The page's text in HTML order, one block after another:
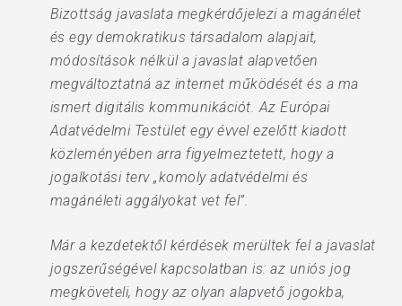
Bizottság javaslata megkérdőjelezi a magánélet
és egy demokratikus társadalom alapjait,
módosítások nélkül a javaslat alapvetően
megváltoztatná az internet működését és a ma
ismert digitális kommunikációt. Az Európai
Adatvédelmi Testület egy évvel ezelőtt kiadott
közleményében arra figyelmeztetett, hogy a
jogalkotási terv „komoly adatvédelmi és
magánéleti aggályokat vet fel”.
Már a kezdetektől kérdések merültek fel a javaslat
jogszerűségével kapcsolatban is: az uniós jog
megköveteli, hogy az olyan alapvető jogokba,